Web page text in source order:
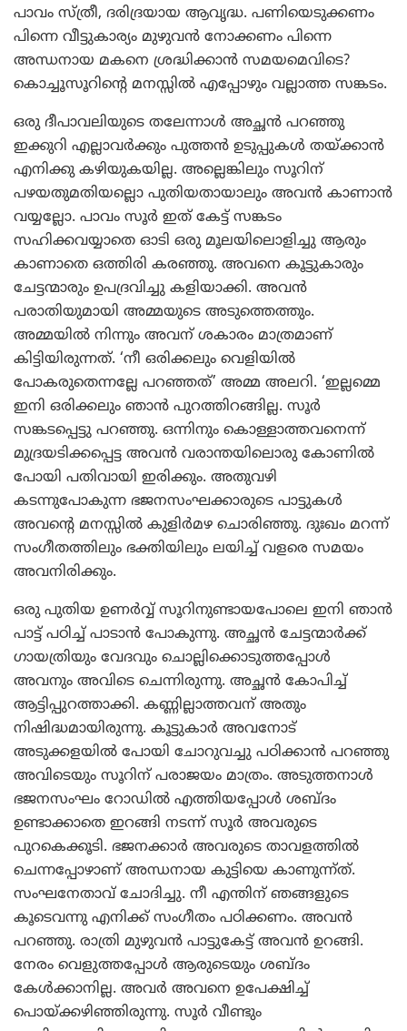
പാവം സ്ത്രീ, ദരിദ്രയായ ആവൃദ്ധ. പണിയെടുക്കണം
പിന്നെ വീട്ടുകാര്യം മുഴുവന്‍ നോക്കണം പിന്നെ
അന്ധനായ മകനെ ശ്രദ്ധിക്കാന്‍ സമയമെവിടെ?
കൊച്ചൂസൂറിന്റെ മനസ്സില്‍ എപ്പോഴും വല്ലാത്ത സങ്കടം.
ഒരു ദീപാവലിയുടെ തലേന്നാള്‍ അച്ഛന്‍ പറഞ്ഞു
ഇക്കുറി എല്ലാവര്‍ക്കും പുത്തന്‍ ഉടുപ്പുകള്‍ തയ്ക്കാന്‍
എനിക്കു കഴിയുകയില്ല. അല്ലെങ്കിലും സൂറിന്
പഴയതുമതിയല്ലൊ പുതിയതായാലും അവന്‍ കാണാന്‍
വയ്യല്ലോ. പാവം സൂര്‍ ഇത് കേട്ട് സങ്കടം
സഹിക്കവയ്യാതെ ഓടി ഒരു മൂലയിലൊളിച്ചു ആരും
കാണാതെ ഒത്തിരി കരഞ്ഞു. അവനെ കൂട്ടുകാരും
ചേട്ടന്മാരും ഉപദ്രവിച്ചു കളിയാക്കി. അവന്‍
പരാതിയുമായി അമ്മയുടെ അടുത്തെത്തും.
അമ്മയില്‍ നിന്നും അവന് ശകാരം മാത്രമാണ്
കിട്ടിയിരുന്നത്. ‘നീ ഒരിക്കലും വെളിയില്‍
പോകരുതെന്നല്ലേ പറഞ്ഞത്’ അമ്മ അലറി. ‘ഇല്ലമ്മെ
ഇനി ഒരിക്കലും ഞാന്‍ പുറത്തിറങ്ങില്ല. സൂര്‍
സങ്കടപ്പെട്ടു പറഞ്ഞു. ഒന്നിനും കൊള്ളാത്തവനെന്ന്
മുദ്രയടിക്കപ്പെട്ട അവന്‍ വരാന്തയിലൊരു കോണില്‍
പോയി പതിവായി ഇരിക്കും. അതുവഴി
കടന്നുപോകുന്ന ഭജനസംഘക്കാരുടെ പാട്ടുകള്‍
അവന്റെ മനസ്സില്‍ കുളിര്‍മഴ ചൊരിഞ്ഞു. ദുഃഖം മറന്ന്
സംഗീതത്തിലും ഭക്തിയിലും ലയിച്ച് വളരെ സമയം
അവനിരിക്കും.
ഒരു പുതിയ ഉണര്‍വ്വ് സൂറിനുണ്ടായപോലെ ഇനി ഞാന്‍
പാട്ട് പഠിച്ച് പാടാന്‍ പോകുന്നു. അച്ഛന്‍ ചേട്ടന്മാര്‍ക്ക്
ഗായത്രിയും വേദവും ചൊല്ലിക്കൊടുത്തപ്പോള്‍
അവനും അവിടെ ചെന്നിരുന്നു. അച്ഛന്‍ കോപിച്ച്
ആട്ടിപ്പുറത്താക്കി. കണ്ണില്ലാത്തവന് അതും
നിഷിദ്ധമായിരുന്നു. കൂട്ടുകാര്‍ അവനോട്
അടുക്കളയില്‍ പോയി ചോറുവച്ചു പഠിക്കാന്‍ പറഞ്ഞു
അവിടെയും സൂറിന് പരാജയം മാത്രം. അടുത്തനാള്‍
ഭജനസംഘം റോഡില്‍ എത്തിയപ്പോള്‍ ശബ്ദം
ഉണ്ടാക്കാതെ ഇറങ്ങി നടന്ന് സൂര്‍ അവരുടെ
പുറകെക്കൂടി. ഭജനക്കാര്‍ അവരുടെ താവളത്തില്‍
ചെന്നപ്പോഴാണ് അന്ധനായ കുട്ടിയെ കാണുന്ന്ത്.
സംഘനേതാവ് ചോദിച്ചു. നീ എന്തിന് ഞങ്ങളുടെ
കൂടെവന്നു എനിക്ക് സംഗീതം പഠിക്കണം. അവന്‍
പറഞ്ഞു. രാത്രി മുഴുവന്‍ പാട്ടുകേട്ട് അവന്‍ ഉറങ്ങി.
നേരം വെളുത്തപ്പോള്‍ ആരുടെയും ശബ്ദം
കേള്‍ക്കാനില്ല. അവര്‍ അവനെ ഉപേക്ഷിച്ച്
പൊയ്ക്കഴിഞ്ഞിരുന്നു. സൂര്‍ വീണ്ടും